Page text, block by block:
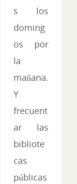
s los
doming
os por
la
mañana.
Y
frecuent
ar las
bibliote
cas
públicas